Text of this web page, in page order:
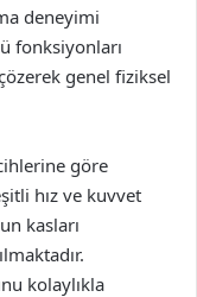
deneyimi
fonksiyonları
genel fiziksel
göre
hız ve kuvvet
kasları
kolaylıkla